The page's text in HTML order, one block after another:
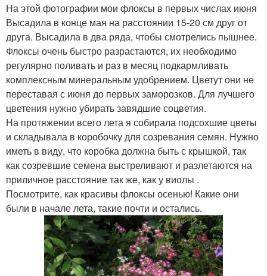
На этой фотографии мои флоксы в первых числах июня
Высадила в конце мая на расстоянии 15-20 см друг от
друга. Высадила в два ряда, чтобы смотрелись пышнее.
Флоксы очень быстро разрастаются, их необходимо
регулярно поливать и раз в месяц подкармливать
комплексным минеральным удобрением. Цветут они не
переставая с июня до первых заморозков. Для лучшего
цветения нужно убирать завядшие соцветия.
На протяжении всего лета я собирала подсохшие цветы
и складывала в коробочку для созревания семян. Нужно
иметь в виду, что коробка должна быть с крышкой, так
как созревшие семена выстреливают и разлетаются на
приличное расстояние так же, как у виолы .
Посмотрите, как красивы флоксы осенью! Какие они
были в начале лета, такие почти и остались.